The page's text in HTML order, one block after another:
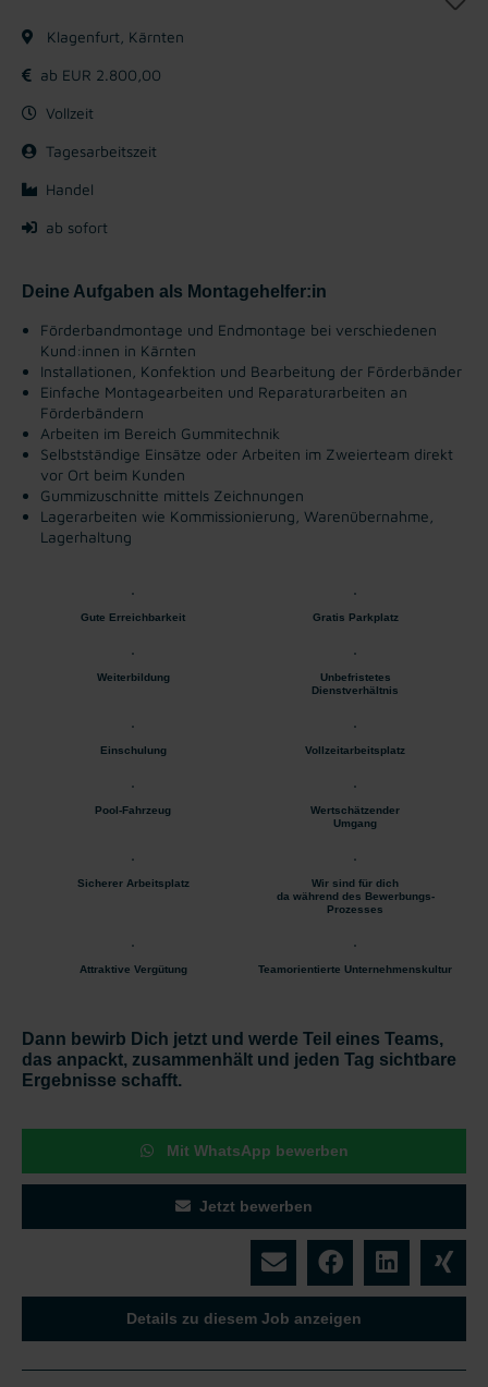
Klagenfurt, Kärnten
ab EUR 2.800,00
Vollzeit
Tagesarbeitszeit
Handel
ab sofort
Deine Aufgaben als Montagehelfer:in
Förderbandmontage und Endmontage bei verschiedenen
Kund:innen in Kärnten
Installationen, Konfektion und Bearbeitung der Förderbänder
Einfache Montagearbeiten und Reparaturarbeiten an
Förderbändern
Arbeiten im Bereich Gummitechnik
Selbstständige Einsätze oder Arbeiten im Zweierteam direkt
vor Ort beim Kunden
Gummizuschnitte mittels Zeichnungen
Lagerarbeiten wie Kommissionierung, Warenübernahme,
Lagerhaltung
Gute Erreichbarkeit Gratis Parkplatz
Weiterbildung
Unbefristetes
Dienstverhältnis
Einschulung Vollzeitarbeitsplatz
Pool-Fahrzeug
Wertschätzender
Umgang
Sicherer Arbeitsplatz
Wir sind für dich
da während des Bewerbungs-
Prozesses
Attraktive Vergütung Teamorientierte Unternehmenskultur
Dann bewirb Dich jetzt und werde Teil eines Teams,
das anpackt, zusammenhält und jeden Tag sichtbare
Ergebnisse schafft.
Mit WhatsApp bewerben
Jetzt bewerben
Details zu diesem Job anzeigen